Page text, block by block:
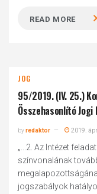
READ MORE
JOG
95/2019. (IV. 25.)
Összehasonlító
byredaktor 2019.
„...2. Az Intézet
színvonalának
jogszabályok